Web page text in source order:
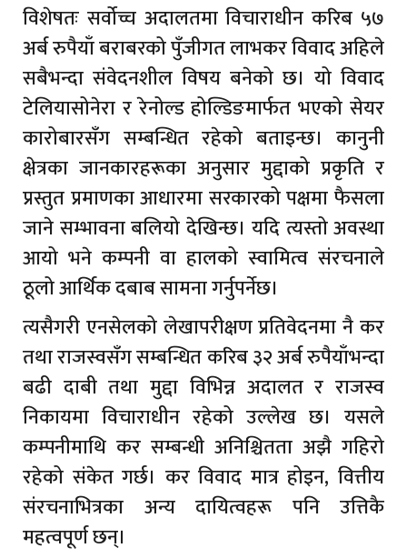
विशेषतः सर्वोच्च अदालतमा विचाराधीन करिब ५७
अर्ब रुपैयाँ बराबरको पुँजीगत लाभकर विवाद अहिले
सबैभन्दा संवेदनशील विषय बनेको छ। यो विवाद
टेलियासोनेरा र रेनोल्ड होल्डिङमार्फत भएको सेयर
कारोबारसँग सम्बन्धित रहेको बताइन्छ। कानुनी
क्षेत्रका जानकारहरूका अनुसार मुद्दाको प्रकृति र
प्रस्तुत प्रमाणका आधारमा सरकारको पक्षमा फैसला
जाने सम्भावना बलियो देखिन्छ। यदि त्यस्तो अवस्था
आयो भने कम्पनी वा हालको स्वामित्व संरचनाले
ठूलो आर्थिक दबाब सामना गर्नुपर्नेछ।
त्यसैगरी एनसेलको लेखापरीक्षण प्रतिवेदनमा नै कर
तथा राजस्वसँग सम्बन्धित करिब ३२ अर्ब रुपैयाँभन्दा
बढी दाबी तथा मुद्दा विभिन्न अदालत र राजस्व
निकायमा विचाराधीन रहेको उल्लेख छ। यसले
कम्पनीमाथि कर सम्बन्धी अनिश्चितता अझै गहिरो
रहेको संकेत गर्छ। कर विवाद मात्र होइन, वित्तीय
संरचनाभित्रका अन्य दायित्वहरू पनि उत्तिकै
महत्वपूर्ण छन्।